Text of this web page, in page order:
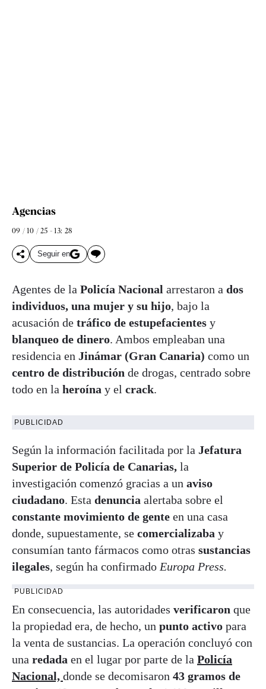
Agencias
09 / 10 / 25 - 13: 28
Seguir en
Agentes de la Policía Nacional arrestaron a dos
individuos, una mujer y su hijo, bajo la
acusación de tráfico de estupefacientes y
blanqueo de dinero. Ambos empleaban una
residencia en Jinámar (Gran Canaria) como un
centro de distribución de drogas, centrado sobre
todo en la heroína y el crack.
PUBLICIDAD
Según la información facilitada por la Jefatura
Superior de Policía de Canarias, la
investigación comenzó gracias a un aviso
ciudadano. Esta denuncia alertaba sobre el
constante movimiento de gente en una casa
donde, supuestamente, se comercializaba y
consumían tanto fármacos como otras sustancias
ilegales, según ha confirmado Europa Press.
PUBLICIDAD
En consecuencia, las autoridades verificaron que
la propiedad era, de hecho, un punto activo para
la venta de sustancias. La operación concluyó con
una redada en el lugar por parte de la Policía
Nacional, donde se decomisaron 43 gramos de